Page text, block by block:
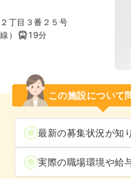
丁目３番２５号
）
19分
この施設について
最新の募集状況が知
実際の職場環境や給